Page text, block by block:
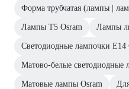
Форма трубчатая (лампы |
Лампы T5 Osram Лампы
Светодиодные лампочки E14
Матово-белые светодиодные
Матовые лампы Osram